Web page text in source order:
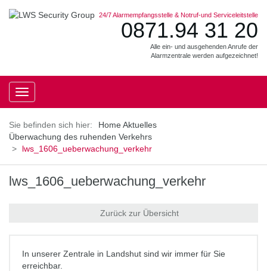
24/7 Alarmempfangsstelle & Notruf-und Serviceleitstelle
0871.94 31 20
Alle ein- und ausgehenden Anrufe der
Alarmzentrale werden aufgezeichnet!
Toggle
navigation
HomeAktuelles
Überwachung des ruhenden Verkehrs
lws_1606_ueberwachung_verkehr
lws_1606_ueberwachung_verkehr
Zurück zur Übersicht
In unserer Zentrale in Landshut sind wir immer für Sie
erreichbar.